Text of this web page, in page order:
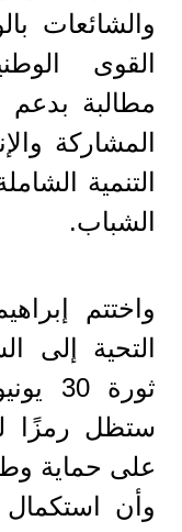
والشائعات
القوى
مطالبة بدعم
المشاركة
التنمية
الشباب.
واختتم
التحية
ستظل رمزًا
على حماية
وأن